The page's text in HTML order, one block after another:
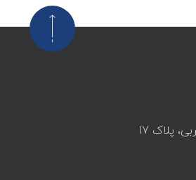
پلاک 17